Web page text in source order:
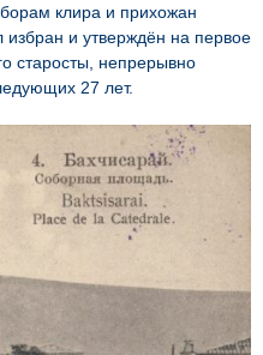
клира и прихожан
и утверждён на первое
старосты, непрерывно
27 лет.